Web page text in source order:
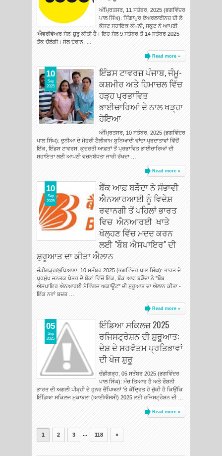
ਅੰਮ੍ਰਿਤਸਰ, 11 ਸਤੰਬਰ, 2025 (ਭਗਵਿੰਦਰ
ਪਾਲ ਸਿੰਘ): ਸਿੰਗਾਪੁਰ ਏਅਰਲਾਈਨਜ਼ ਦੀ ਲੋ
ਕੋਸਟ ਸਹਾਇਕ ਕੰਪਨੀ, ਸਕੂਟ ਨੇ ਆਪਣੀ
‘ਐਵਰੀਵੇਅਰ ਸੇਲ’ ਸ਼ੁਰੂ ਕੀਤੀ ਹੈ। ਇਹ ਸੇਲ 9 ਸਤੰਬਰ ਤੋਂ 14 ਸਤੰਬਰ 2025
ਤੱਕ ਚੱਲੇਗੀ। ਸੇਲ ਦੌਰਾਨ, …
Read more »
ਇੰਡਸ ਟਾਵਰਜ਼ ਪੰਜਾਬ, ਜੰਮੂ-
ਕਸ਼ਮੀਰ ਅਤੇ ਹਿਮਾਚਲ ਵਿੱਚ
ਹੜ੍ਹ ਪ੍ਰਭਾਵਿਤ
ਭਾਈਚਾਰਿਆਂ ਦੇ ਨਾਲ ਖੜ੍ਹਾ
ਹੋਇਆ
ਅੰਮ੍ਰਿਤਸਰ, 10 ਸਤੰਬਰ, 2025 (ਭਗਵਿੰਦਰ
ਪਾਲ ਸਿੰਘ): ਦੁਨੀਆ ਦੇ ਮੋਹਰੀ ਟੈਲੀਕਾਮ ਬੁਨਿਆਦੀ ਢਾਂਚਾ ਪ੍ਰਦਾਤਾਵਾਂ ਵਿੱਚੋਂ
ਇੱਕ, ਇੰਡਸ ਟਾਵਰਸ, ਕੁਦਰਤੀ ਆਫ਼ਤਾਂ ਤੋਂ ਪ੍ਰਭਾਵਿਤ ਭਾਈਚਾਰਿਆਂ ਦੀ
ਸਹਾਇਤਾ ਲਈ ਆਪਣੀ ਵਚਨਬੱਧਤਾ ਜਾਰੀ ਰੱਖਦਾ …
Read more »
10
Sep
2025
ਬੈਂਕ ਆਫ਼ ਬੜੌਦਾ ਨੇ ਸੰਭਾਵੀ
ਐਨਆਰਆਈ ਨੂੰ ਵਿਦੇਸ਼
ਰਵਾਨਗੀ ਤੋਂ ਪਹਿਲਾਂ ਭਾਰਤ
ਵਿਚ ਐਨਆਰਈ ਖਾਤੇ
ਖੋਲ੍ਹਣ ਵਿੱਚ ਮਦਦ ਕਰਨ
ਲਈ "ਬੌਬ ਐਸਪਾਇਰ" ਦੀ
ਸ਼ੁਰੂਆਤ ਦਾ ਕੀਤਾ ਐਲਾਨ
ਚੰਡੀਗੜ੍ਹ/ਲੁਧਿਆਣਾ, 10 ਸਤੰਬਰ 2025 (ਭਗਵਿੰਦਰ ਪਾਲ ਸਿੰਘ): ਭਾਰਤ ਦੇ
ਪ੍ਰਮੁੱਖ ਜਨਤਕ ਖੇਤਰ ਦੇ ਬੈਂਕਾਂ ਵਿੱਚੋਂ ਇੱਕ, ਬੈਂਕ ਆਫ਼ ਬੜੌਦਾ ਨੇ "ਬੌਬ
ਐਸਪਾਇਰ ਐਨਆਰਈ ਸੇਵਿੰਗਜ਼ ਅਕਾਊਂਟ" ਦੀ ਸ਼ੁਰੂਆਤ ਦਾ ਐਲਾਨ ਕੀਤਾ -
ਇੱਕ ਨਵਾਂ ਬਚਤ …
Read more »
10
Sep
2025
ਇੰਡਿਆ ਸਕਿਲਜ਼ 2025
ਰਜਿਸਟ੍ਰੇਸ਼ਨ ਦੀ ਸ਼ੁਰੂਆਤ:
ਦੇਸ਼ ਦੇ ਸਰਵੋਤਮ ਪ੍ਰਤਿਭਾਵਾਂ
ਦੀ ਖੋਜ ਸ਼ੁਰੂ
ਚੰਡੀਗੜ੍ਹ, 05 ਸਤੰਬਰ 2025 (ਭਗਵਿੰਦਰ
ਪਾਲ ਸਿੰਘ): ਮੰਚ ਤਿਆਰ ਹੈ ਅਤੇ ਰੌਸ਼ਨੀ
ਭਾਰਤ ਦੀ ਅਗਲੀ ਪੀੜ੍ਹੀ ਦੇ ਹੁਨਰ ਚੈਂਪਿਅਨਾਂ ’ਤੇ ਕੇਂਦ੍ਰਿਤ ਹੋ ਚੁੱਕੀ ਹੈ ਕਿਉਂਕਿ
ਇੰਡਿਆ ਸਕਿਲਜ਼ ਮੁਕਾਬਲਾ (ਆਈਐੱਸਸੀ) 2025 ਲਈ ਰਜਿਸਟ੍ਰੇਸ਼ਨ ਦੀ …
Read more »
05
Sep
2025
1 2 3 ... 118 »